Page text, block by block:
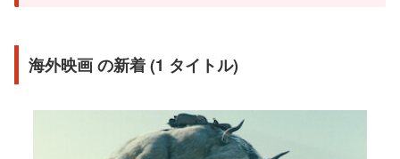
海外映画 の新着 (1 タイトル)